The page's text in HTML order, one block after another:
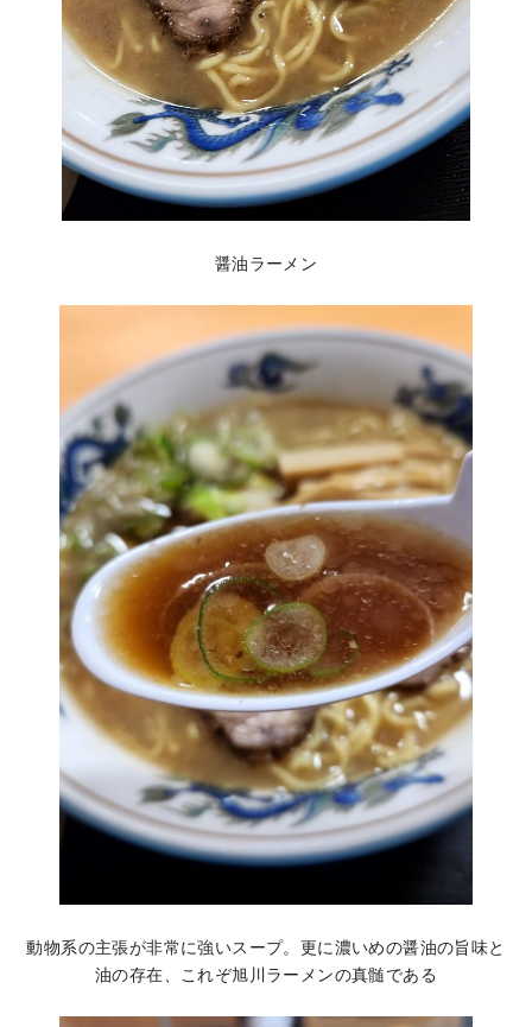
醤油ラーメン
動物系の主張が非常に強いスープ。更に濃いめの醤油の旨味と
油の存在、これぞ旭川ラーメンの真髄である